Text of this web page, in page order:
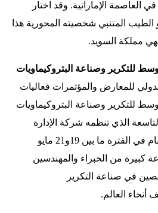
العاصمة الإماراتية. وقد اختار
الطيب المتنبي شخصيته المحورية هذا
مملكة السويد.
للتكرير وصناعة البتروكيماويات
للمعارض والمؤتمرات فعاليات
للتكرير وصناعة البتروكيماويات
دورته التاسعة الذي تنظمه شركة الإدارة
العربية للمعارض والذي يقام في الفترة ما بين 19و21 مايو
كبيرة من الخبراء والمهندسين
في صناعة التكرير
أنحاء العالم.